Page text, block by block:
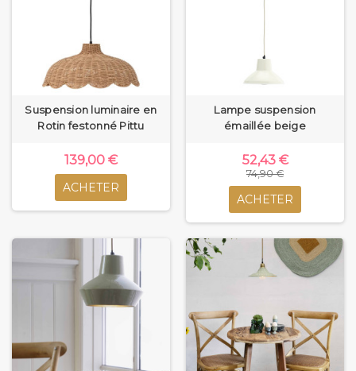
Suspension luminaire en
Rotin festonné Pittu
139,00 €
ACHETER
Lampe suspension
émaillée beige
52,43 €
74,90 €
ACHETER